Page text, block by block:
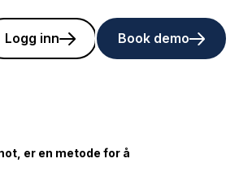
Logg inn Book demo
er en metode for å